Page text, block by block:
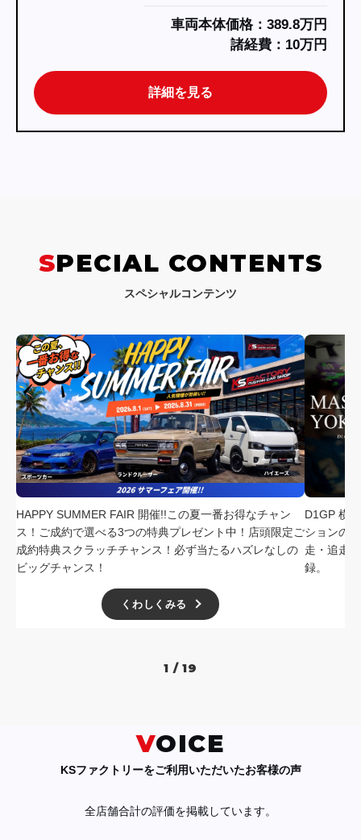
車両本体価格：389.8万円
諸経費：10万円
詳細を見る
SPECIAL CONTENTS
スペシャルコンテンツ
HAPPY SUMMER FAIR 開催!!この夏一番お得なチャン
ス！ご成約で選べる3つの特典プレゼント中！店頭限定ご
成約特典スクラッチチャンス！必ず当たるハズレなしの
ビッグチャンス！
くわしくみる
D1GP 横
ションの
走・追走
録。
1 / 19
VOICE
KSファクトリーをご利用いただいたお客様の声
全店舗合計の評価を掲載しています。